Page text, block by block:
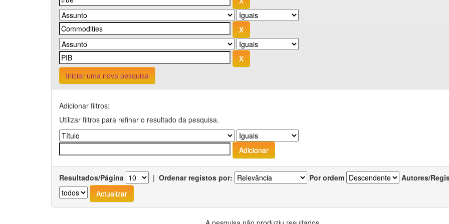
Iniciar uma nova pesquisa
Adicionar filtros:
Utilizar filtros para refinar o resultado da pesquisa.
Resultados/Página | Ordenar registos por: Por ordem Autores/